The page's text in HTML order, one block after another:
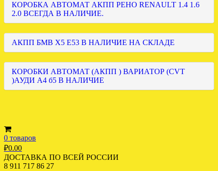
КОРОБКА АВТОМАТ АКПП РЕНО RENAULT 1.4 1.6
2.0 ВСЕГДА В НАЛИЧИЕ.
АКПП БМВ Х5 Е53 В НАЛИЧИЕ НА СКЛАДЕ
КОРОБКИ АВТОМАТ (АКПП ) ВАРИАТОР (CVT
)АУДИ А4 б5 В НАЛИЧИЕ
0 товаров
₽0.00
ДОСТАВКА ПО ВСЕЙ РОССИИ
8 911 717 86 27